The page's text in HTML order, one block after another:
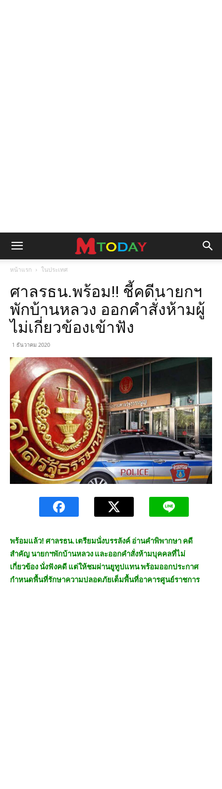
หน้าแรก ในประเทศ
ศาลรธน.พร้อม!! ชี้คดีนายกฯ
พักบ้านหลวง ออกคำสั่งห้ามผู้
ไม่เกี่ยวข้องเข้าฟัง
1 ธันวาคม 2020
พร้อมแล้ว! ศาลรธน. เตรียมนั่งบรรลังค์ อ่านคำพิพากษา คดี
สำคัญ นายกฯพักบ้านหลวง และออกคำสั่งห้ามบุคคลที่ไม่
เกี่ยวข้อง นั่งฟังคดี แต่ให้ชมผ่านยูทูปแทน พร้อมออกประกาศ
กำหนดพื้นที่รักษาความปลอดภัยเต็มพื้นที่อาคารศูนย์ราชการ